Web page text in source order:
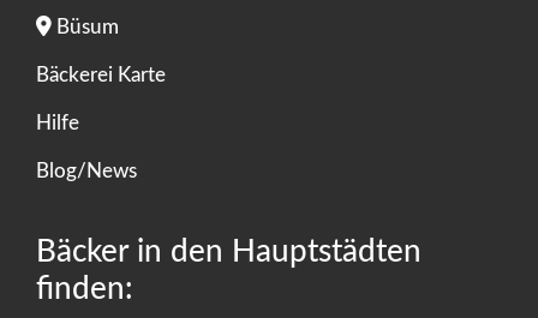
Büsum
Bäckerei Karte
Hilfe
Blog/News
Bäcker in den Hauptstädten
finden: